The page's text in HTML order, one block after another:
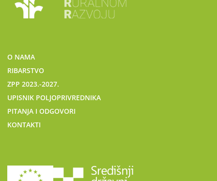
O NAMA
RIBARSTVO
ZPP 2023.-2027.
UPISNIK POLJOPRIVREDNIKA
PITANJA I ODGOVORI
KONTAKTI